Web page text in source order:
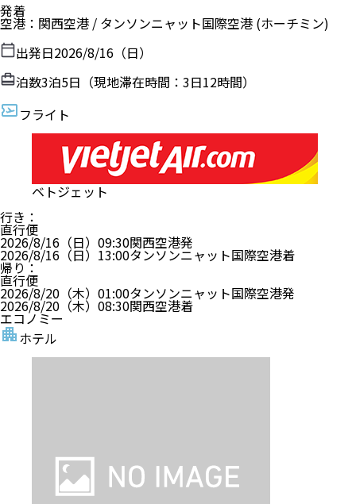
発着
空港 ： 関西空港 / タンソンニャット国際空港 (ホーチミン)
出発日2026/8/16（日）
泊数3泊5日（現地滞在時間： 3日12時間）
フライト
ベトジェット
行き ：
直行便
2026/8/16（日） 09:30関西空港発
2026/8/16（日） 13:00タンソンニャット国際空港着
帰り ：
直行便
2026/8/20（木） 01:00タンソンニャット国際空港発
2026/8/20（木） 08:30関西空港着
エコノミー
ホテル